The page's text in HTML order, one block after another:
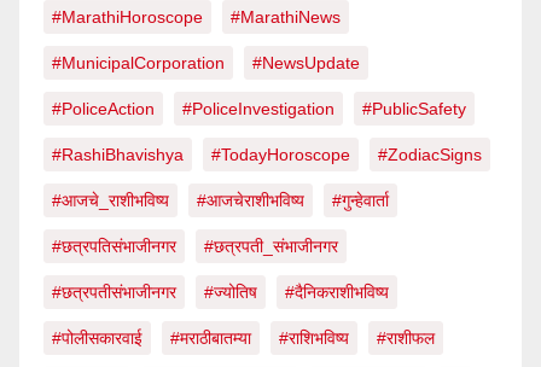
#MarathiHoroscope #MarathiNews
#MunicipalCorporation #NewsUpdate
#PoliceAction #PoliceInvestigation #PublicSafety
#RashiBhavishya #TodayHoroscope #ZodiacSigns
#आजचे_राशीभविष्य #आजचेराशीभविष्य #गुन्हेवार्ता
#छत्रपतिसंभाजीनगर #छत्रपती_संभाजीनगर
#छत्रपतीसंभाजीनगर #ज्योतिष #दैनिकराशीभविष्य
#पोलीसकारवाई #मराठीबातम्या #राशिभविष्य #राशीफल